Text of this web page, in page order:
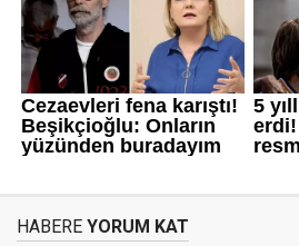
HABERE YORUM KAT